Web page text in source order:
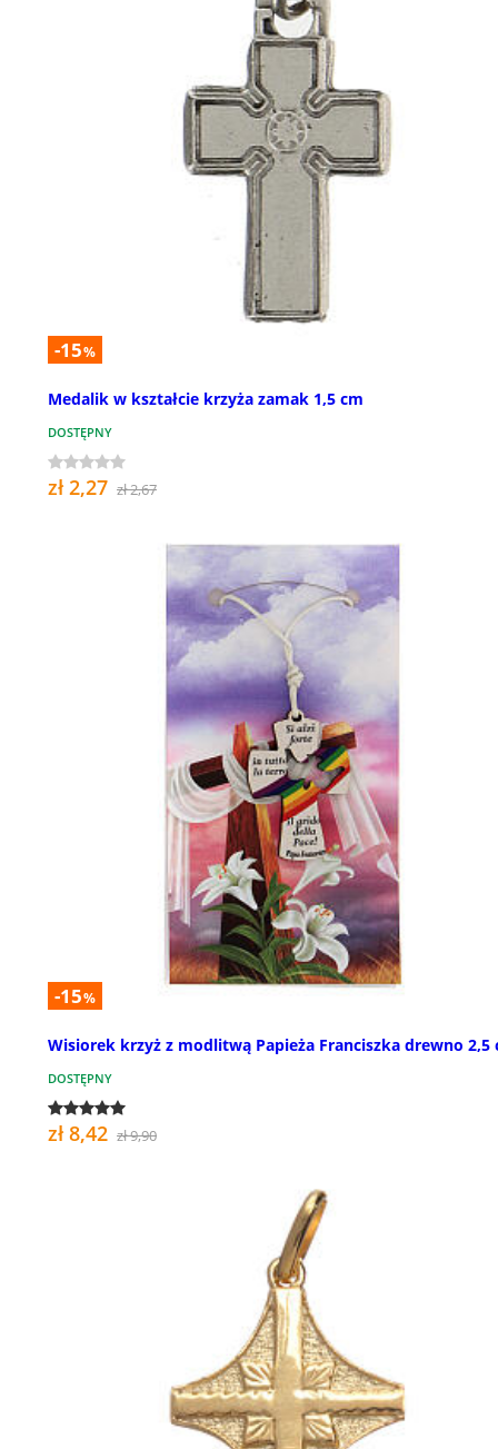
-15%
Medalik w kształcie krzyża zamak 1,5 cm
DOSTĘPNY
zł 2,27 zł 2,67
-15%
Wisiorek krzyż z modlitwą Papieża Franciszka drewno 2,5
DOSTĘPNY
zł 8,42 zł 9,90